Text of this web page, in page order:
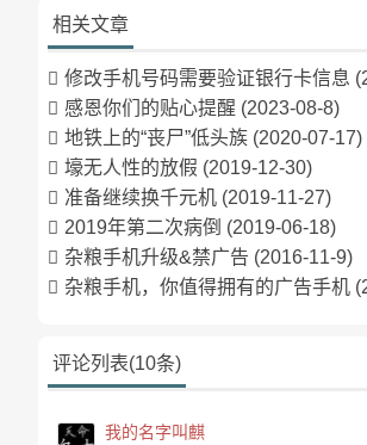
相关文章
修改手机号码需要验证银行卡信息
感恩你们的贴心提醒 (2023-08-8)
地铁上的“丧尸”低头族 (2020-07-17)
壕无人性的放假 (2019-12-30)
准备继续换千元机 (2019-11-27)
2019年第二次病倒 (2019-06-18)
杂粮手机升级&禁广告 (2016-11-9)
杂粮手机，你值得拥有的广告手机
评论列表(10条)
我的名字叫麒